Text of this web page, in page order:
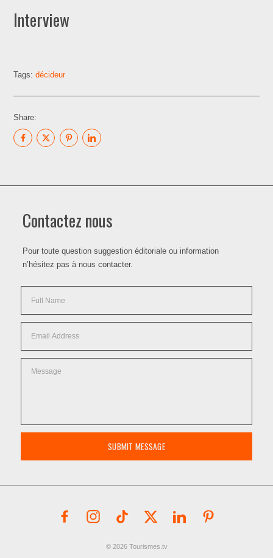
Interview
Tags:décideur
Share:
Contactez nous
Pour toute question suggestion éditoriale ou information
n’hésitez pas à nous contacter.
SUBMIT MESSAGE
© 2026 Tourismes.tv